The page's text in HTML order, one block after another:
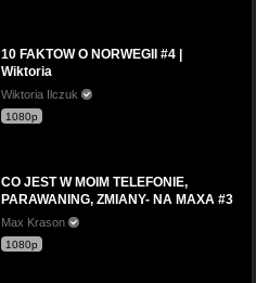
10 FAKTOW O NORWEGII #4 |
Wiktoria
Wiktoria Ilczuk
1080p
CO JEST W MOIM TELEFONIE,
PARAWANING, ZMIANY- NA MAXA #3
Max Krason
1080p